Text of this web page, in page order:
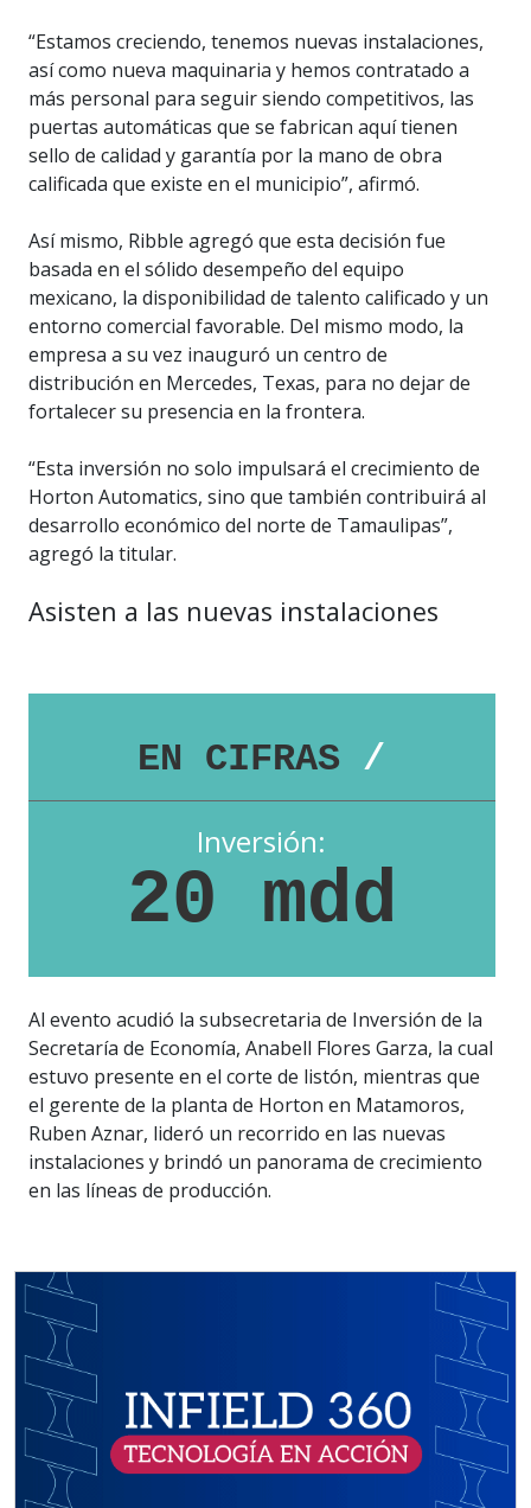
“Estamos creciendo, tenemos nuevas instalaciones,
así como nueva maquinaria y hemos contratado a
más personal para seguir siendo competitivos, las
puertas automáticas que se fabrican aquí tienen
sello de calidad y garantía por la mano de obra
calificada que existe en el municipio”, afirmó.
Así mismo, Ribble agregó que esta decisión fue
basada en el sólido desempeño del equipo
mexicano, la disponibilidad de talento calificado y un
entorno comercial favorable. Del mismo modo, la
empresa a su vez inauguró un centro de
distribución en Mercedes, Texas, para no dejar de
fortalecer su presencia en la frontera.
“Esta inversión no solo impulsará el crecimiento de
Horton Automatics, sino que también contribuirá al
desarrollo económico del norte de Tamaulipas”,
agregó la titular.
Asisten a las nuevas instalaciones
EN CIFRAS /
Inversión:
20 mdd
Al evento acudió la subsecretaria de Inversión de la
Secretaría de Economía, Anabell Flores Garza, la cual
estuvo presente en el corte de listón, mientras que
el gerente de la planta de Horton en Matamoros,
Ruben Aznar, lideró un recorrido en las nuevas
instalaciones y brindó un panorama de crecimiento
en las líneas de producción.